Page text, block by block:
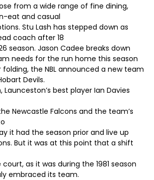
from a wide range of fine dining,
eat and casual
Stu Lash has stepped down as
coach after 18
season. Jason Cadee breaks down
needs for the run home this season
the NBL announced a new team
Devils.
Launceston’s best player Ian Davies
Newcastle Falcons and the team’s
it had the season prior and live up
But it was at this point that a shift
as it was during the 1981 season
embraced its team.